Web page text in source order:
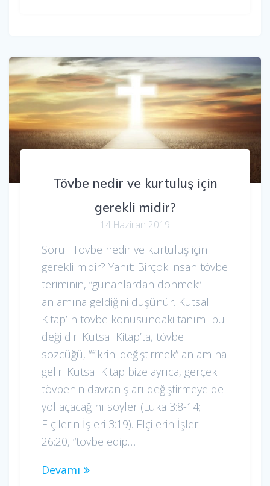
Tövbe nedir ve kurtuluş için
gerekli midir?
14 Haziran 2019
Soru : Tövbe nedir ve kurtuluş için
gerekli midir? Yanıt: Birçok insan tövbe
teriminin, “günahlardan dönmek”
anlamına geldiğini düşünür. Kutsal
Kitap’ın tövbe konusundaki tanımı bu
değildir. Kutsal Kitap’ta, tövbe
sözcüğü, “fikrini değiştirmek” anlamına
gelir. Kutsal Kitap bize ayrıca, gerçek
tövbenin davranışları değiştirmeye de
yol açacağını söyler (Luka 3:8-14;
Elçilerin İşleri 3:19). Elçilerin İşleri
26:20, “tövbe edip…
Devamı